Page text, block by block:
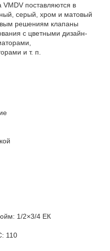
поставляются в
серый, хром и матовый
решениям клапаны
с цветными дизайн-
и т. п.
1/2×3/4 ЕК
110